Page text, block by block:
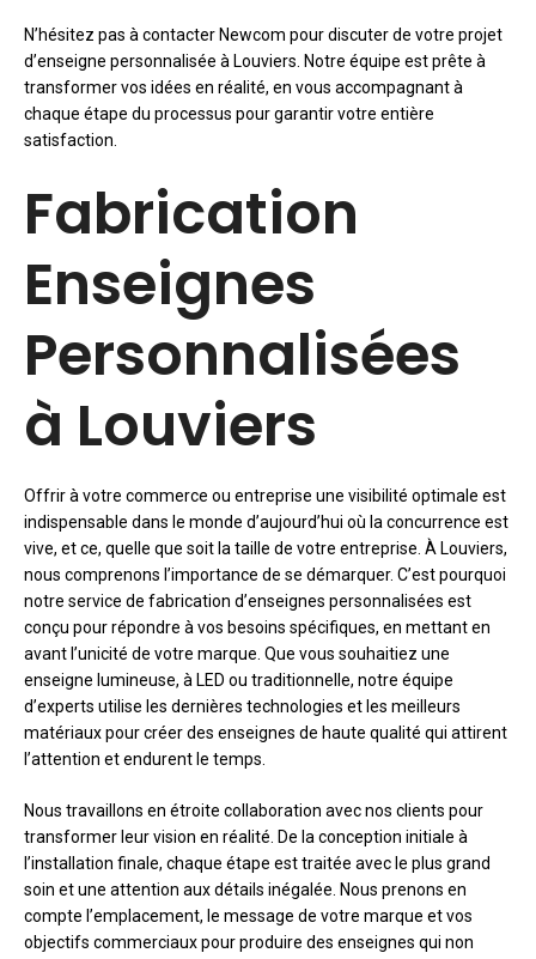
N’hésitez pas à contacter Newcom pour discuter de votre projet
d’enseigne personnalisée à Louviers. Notre équipe est prête à
transformer vos idées en réalité, en vous accompagnant à
chaque étape du processus pour garantir votre entière
satisfaction.
Fabrication
Enseignes
Personnalisées
à Louviers
Offrir à votre commerce ou entreprise une visibilité optimale est
indispensable dans le monde d’aujourd’hui où la concurrence est
vive, et ce, quelle que soit la taille de votre entreprise. À Louviers,
nous comprenons l’importance de se démarquer. C’est pourquoi
notre service de fabrication d’enseignes personnalisées est
conçu pour répondre à vos besoins spécifiques, en mettant en
avant l’unicité de votre marque. Que vous souhaitiez une
enseigne lumineuse, à LED ou traditionnelle, notre équipe
d’experts utilise les dernières technologies et les meilleurs
matériaux pour créer des enseignes de haute qualité qui attirent
l’attention et endurent le temps.
Nous travaillons en étroite collaboration avec nos clients pour
transformer leur vision en réalité. De la conception initiale à
l’installation finale, chaque étape est traitée avec le plus grand
soin et une attention aux détails inégalée. Nous prenons en
compte l’emplacement, le message de votre marque et vos
objectifs commerciaux pour produire des enseignes qui non